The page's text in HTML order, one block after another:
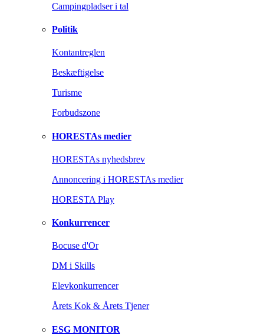
Campingpladser i tal
Politik
Kontantreglen
Beskæftigelse
Turisme
Forbudszone
HORESTAs medier
HORESTAs nyhedsbrev
Annoncering i HORESTAs medier
HORESTA Play
Konkurrencer
Bocuse d'Or
DM i Skills
Elevkonkurrencer
Årets Kok & Årets Tjener
ESG MONITOR